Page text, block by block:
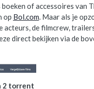
boeken of accessoires van
op Bol.com . Maar als je
acteurs, de filmcrew,
direct bekijken via de
2 torrent